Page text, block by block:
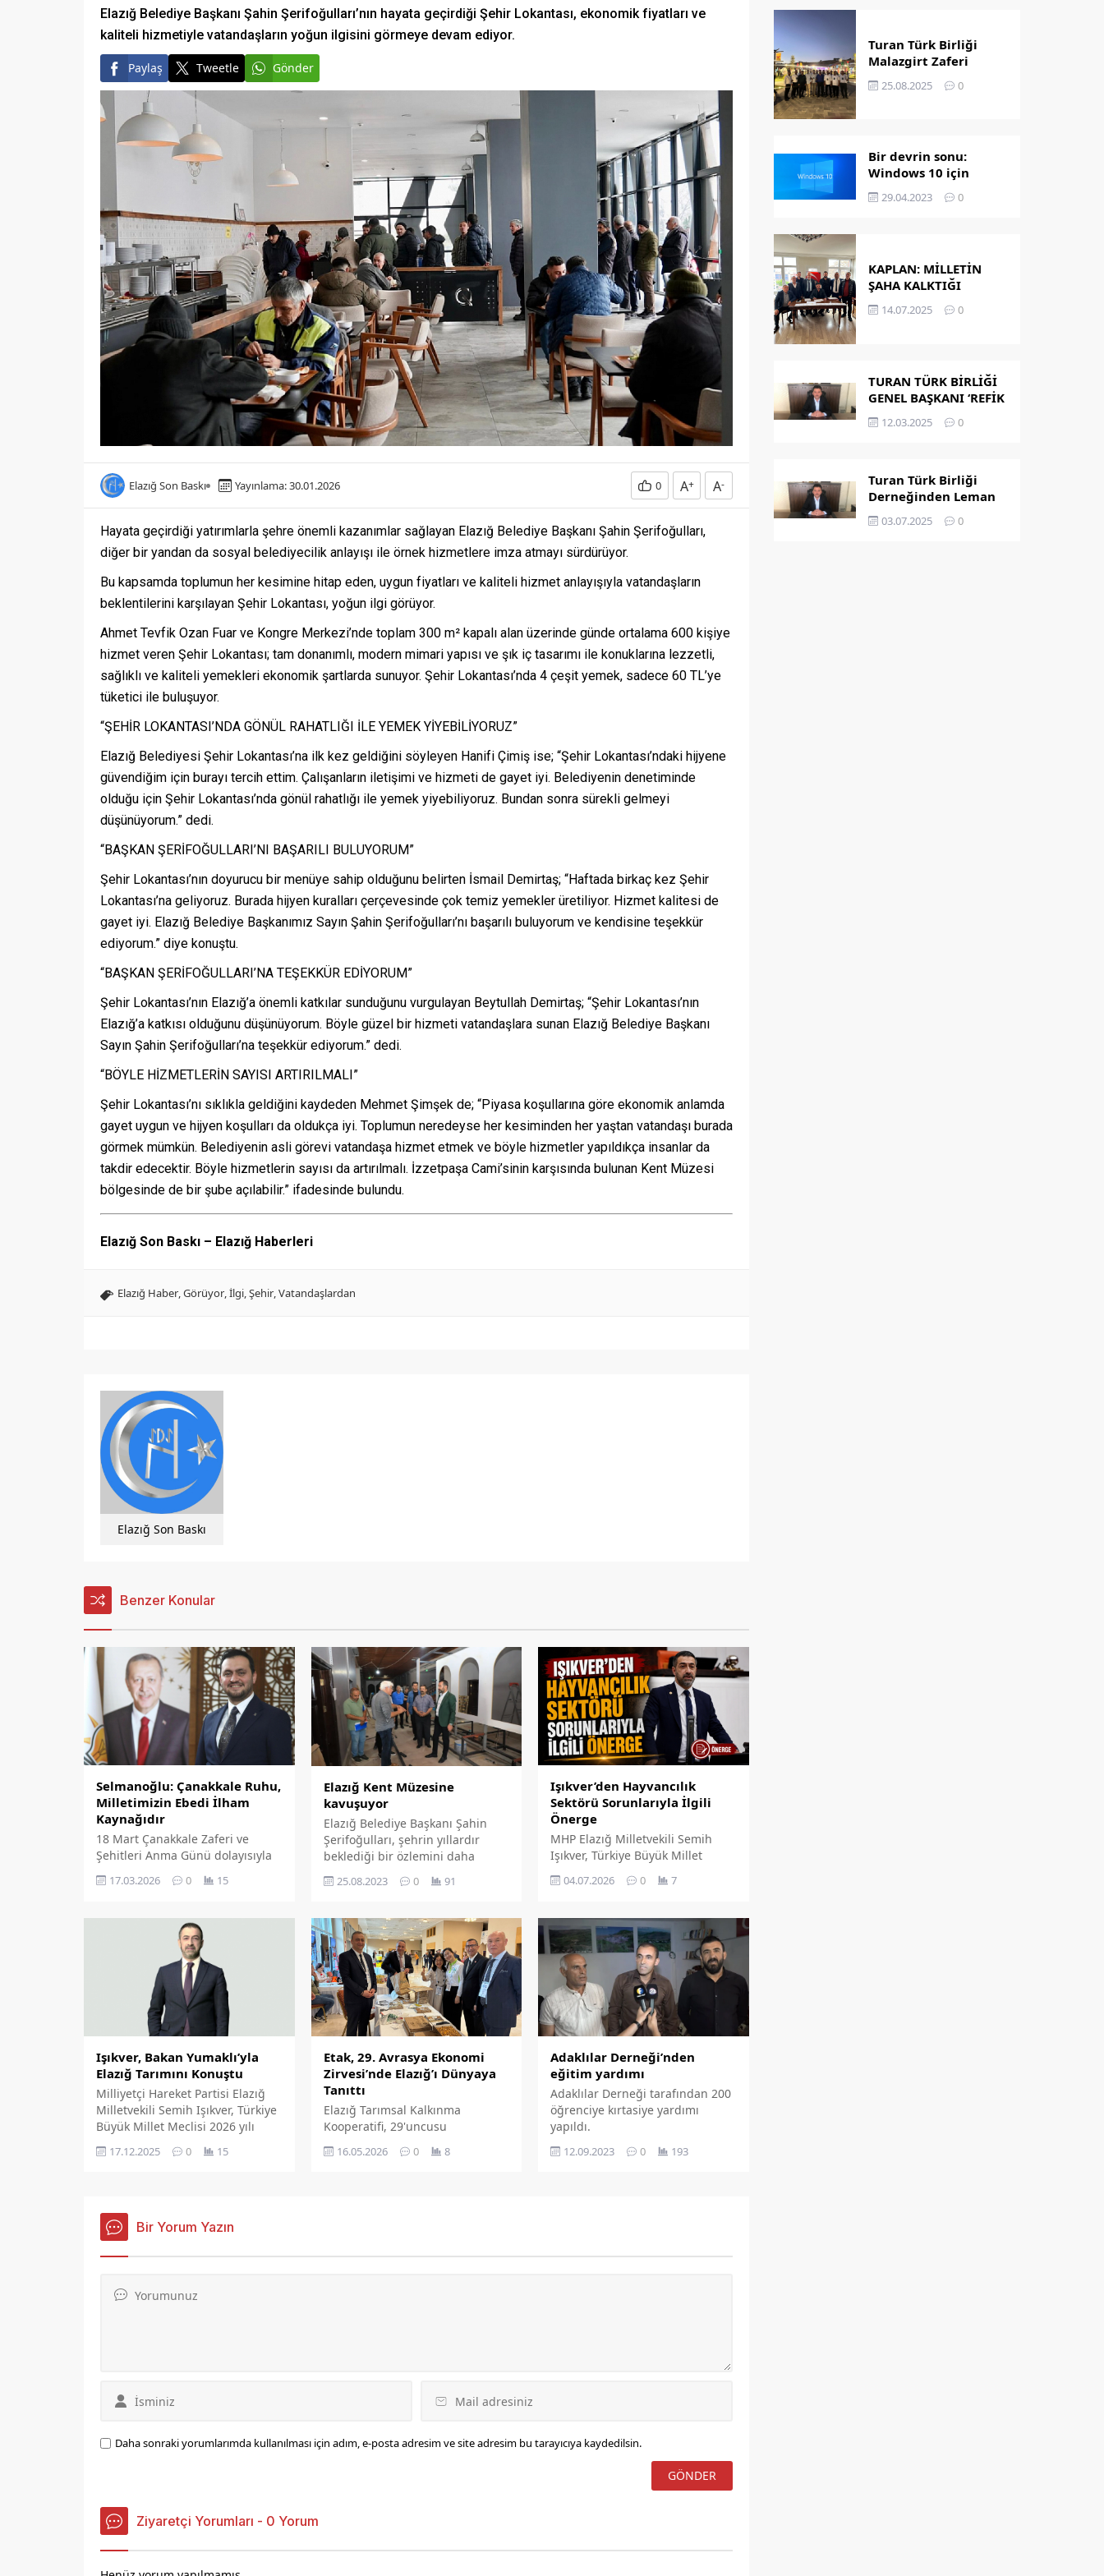
Elazığ Belediye Başkanı Şahin Şerifoğulları’nın hayata geçirdiği Şehir Lokantası, ekonomik fiyatları ve
kaliteli hizmetiyle vatandaşların yoğun ilgisini görmeye devam ediyor.
Paylaş Tweetle Gönder
Elazığ Son Baskı Yayınlama: 30.01.2026 0 A+ A-
Hayata geçirdiği yatırımlarla şehre önemli kazanımlar sağlayan Elazığ Belediye Başkanı Şahin Şerifoğulları,
diğer bir yandan da sosyal belediyecilik anlayışı ile örnek hizmetlere imza atmayı sürdürüyor.
Bu kapsamda toplumun her kesimine hitap eden, uygun fiyatları ve kaliteli hizmet anlayışıyla vatandaşların
beklentilerini karşılayan Şehir Lokantası, yoğun ilgi görüyor.
Ahmet Tevfik Ozan Fuar ve Kongre Merkezi’nde toplam 300 m² kapalı alan üzerinde günde ortalama 600 kişiye
hizmet veren Şehir Lokantası; tam donanımlı, modern mimari yapısı ve şık iç tasarımı ile konuklarına lezzetli,
sağlıklı ve kaliteli yemekleri ekonomik şartlarda sunuyor. Şehir Lokantası’nda 4 çeşit yemek, sadece 60 TL’ye
tüketici ile buluşuyor.
“ŞEHİR LOKANTASI’NDA GÖNÜL RAHATLIĞI İLE YEMEK YİYEBİLİYORUZ”
Elazığ Belediyesi Şehir Lokantası’na ilk kez geldiğini söyleyen Hanifi Çimiş ise; “Şehir Lokantası’ndaki hijyene
güvendiğim için burayı tercih ettim. Çalışanların iletişimi ve hizmeti de gayet iyi. Belediyenin denetiminde
olduğu için Şehir Lokantası’nda gönül rahatlığı ile yemek yiyebiliyoruz. Bundan sonra sürekli gelmeyi
düşünüyorum.” dedi.
“BAŞKAN ŞERİFOĞULLARI’NI BAŞARILI BULUYORUM”
Şehir Lokantası’nın doyurucu bir menüye sahip olduğunu belirten İsmail Demirtaş; “Haftada birkaç kez Şehir
Lokantası’na geliyoruz. Burada hijyen kuralları çerçevesinde çok temiz yemekler üretiliyor. Hizmet kalitesi de
gayet iyi. Elazığ Belediye Başkanımız Sayın Şahin Şerifoğulları’nı başarılı buluyorum ve kendisine teşekkür
ediyorum.” diye konuştu.
“BAŞKAN ŞERİFOĞULLARI’NA TEŞEKKÜR EDİYORUM”
Şehir Lokantası’nın Elazığ’a önemli katkılar sunduğunu vurgulayan Beytullah Demirtaş; “Şehir Lokantası’nın
Elazığ’a katkısı olduğunu düşünüyorum. Böyle güzel bir hizmeti vatandaşlara sunan Elazığ Belediye Başkanı
Sayın Şahin Şerifoğulları’na teşekkür ediyorum.” dedi.
“BÖYLE HİZMETLERİN SAYISI ARTIRILMALI”
Şehir Lokantası’nı sıklıkla geldiğini kaydeden Mehmet Şimşek de; “Piyasa koşullarına göre ekonomik anlamda
gayet uygun ve hijyen koşulları da oldukça iyi. Toplumun neredeyse her kesiminden her yaştan vatandaşı burada
görmek mümkün. Belediyenin asli görevi vatandaşa hizmet etmek ve böyle hizmetler yapıldıkça insanlar da
takdir edecektir. Böyle hizmetlerin sayısı da artırılmalı. İzzetpaşa Cami’sinin karşısında bulunan Kent Müzesi
bölgesinde de bir şube açılabilir.” ifadesinde bulundu.
Elazığ Son Baskı – Elazığ Haberleri
Elazığ Haber,Görüyor,İlgi,Şehir,Vatandaşlardan
Elazığ Son Baskı
Benzer Konular
Selmanoğlu: Çanakkale Ruhu,
Milletimizin Ebedi İlham
Kaynağıdır
18 Mart Çanakkale Zaferi ve
Şehitleri Anma Günü dolayısıyla
bir mesaj yayımlayan AK Parti
Elazığ İl Başkanı Sencer
milletimizin birlik ve beraberlik
ruhunun en güçlü şekilde ortaya
konduğu destansı bir mücadele
olduğunu ifade etti.
17.03.2026 0 15
Elazığ Kent Müzesine
kavuşuyor
Elazığ Belediye Başkanı Şahin
Şerifoğulları, şehrin yıllardır
beklediği bir özlemini daha
turizmine yeni bir değer daha
25.08.2023 0 91
Işıkver’den Hayvancılık
Sektörü Sorunlarıyla İlgili
Önerge
MHP Elazığ Milletvekili Semih
Işıkver, Türkiye Büyük Millet
Meclisi Başkanlığı'na Tarım ve
Orman Bakanı İbrahim Yumaklı
cevaplandırılması talebiyle Soru
Önergesi verdi.
04.07.2026 0 7
Işıkver, Bakan Yumaklı’yla
Elazığ Tarımını Konuştu
Milliyetçi Hareket Partisi Elazığ
Milletvekili Semih Işıkver, Türkiye
Büyük Millet Meclisi 2026 yılı
bütçe görüşmeleri öncesinde
Tarım ve Orman Bakanı İbrahim
Projeleri, Elazığ'da Bağcılık
Araştırma Enstitüsü kurulması,
Baskil Gıda OSB ve Baskil
projesinin kullanılabilmesine...
17.12.2025 0 15
Etak, 29. Avrasya Ekonomi
Zirvesi’nde Elazığ’ı Dünyaya
Tanıttı
Elazığ Tarımsal Kalkınma
Kooperatifi, 29'uncusu
düzenlenen Avrasya Ekonomi
Zirvesi''ne katıldı. ETAK zirvede
16.05.2026 0 8
Adaklılar Derneği’nden
eğitim yardımı
Adaklılar Derneği tarafından 200
öğrenciye kırtasiye yardımı
yapıldı.
12.09.2023 0 193
Bir Yorum Yazın
Daha sonraki yorumlarımda kullanılması için adım, e-posta adresim ve site adresim bu tarayıcıya kaydedilsin.
Ziyaretçi Yorumları - 0 Yorum
Turan Türk Birliği
Malazgirt Zaferi
Kutlamalarında
25.08.2025 0
Bir devrin sonu:
Windows 10 için
destek bitiyor!
29.04.2023 0
KAPLAN: MİLLETİN
ŞAHA KALKTIĞI
GÜNDÜR
14.07.2025 0
TURAN TÜRK BİRLİĞİ
GENEL BAŞKANI ‘REFİK
KAPLAN’ OLDU
12.03.2025 0
Turan Türk Birliği
Derneğinden Leman
Dergisi’nin
Peygamber
03.07.2025 0